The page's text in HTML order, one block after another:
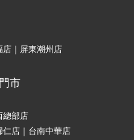
店｜屏東潮州店
市
總部店
仁店｜台南中華店